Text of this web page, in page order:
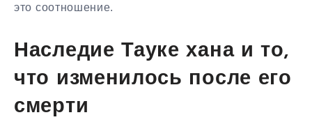
это соотношение.
Наследие Тауке хана и то,
что изменилось после его
смерти